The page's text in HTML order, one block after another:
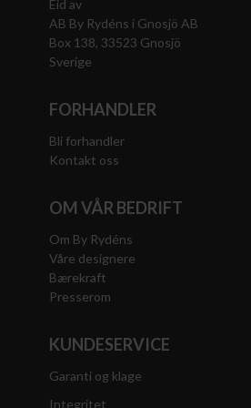
Eid av
AB By Rydéns i Gnosjö AB
Box 138, 33523 Gnosjö
Sverige
FORHANDLER
Bli forhandler
Kontakt oss
OM VÅR BEDRIFT
Om By Rydéns
Våre designere
Bærekraft
Presserom
KUNDESERVICE
Garanti og klage
Integritet